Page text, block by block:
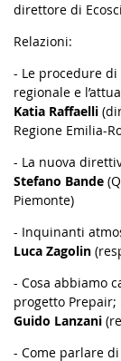
direttore di
Relazioni:
- Le procedure di
regionale e
Katia Raffaelli
Regione Emilia-
- La nuova
Stefano Bande
Piemonte)
- Inquinanti
Luca Zagolin
- Cosa abbiamo
progetto
Guido Lanzani
- Come parlare